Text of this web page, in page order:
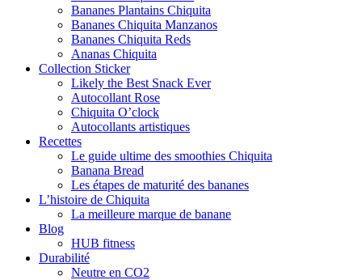
Bananes Plantains Chiquita
Bananes Chiquita Manzanos
Bananes Chiquita Reds
Ananas Chiquita
Collection Sticker
Likely the Best Snack Ever
Autocollant Rose
Chiquita O’clock
Autocollants artistiques
Recettes
Le guide ultime des smoothies Chiquita
Banana Bread
Les étapes de maturité des bananes
L’histoire de Chiquita
La meilleure marque de banane
Blog
HUB fitness
Durabilité
Neutre en CO2